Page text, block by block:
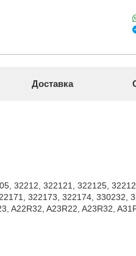
Доставка
32212, 322121, 322125,
322173, 322174, 330232,
A23R22, A23R32,